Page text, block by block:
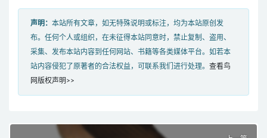
声明： 本站所有文章，如无特殊说明或标注，均为本站原创发
布。任何个人或组织，在未征得本站同意时，禁止复制、盗用、
采集、发布本站内容到任何网站、书籍等各类媒体平台。如若本
站内容侵犯了原著者的合法权益，可联系我们进行处理。 查看鸟
网版权声明>>